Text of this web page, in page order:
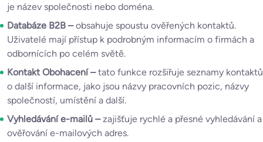
je název společnosti nebo doména.
Databáze B2B –obsahuje spoustu ověřených kontaktů.
Uživatelé mají přístup k podrobným informacím o firmách a
odbornících po celém světě.
Kontakt Obohacení –tato funkce rozšiřuje seznamy kontaktů
o další informace, jako jsou názvy pracovních pozic, názvy
společností, umístění a další.
Vyhledávání e-mailů –zajišťuje rychlé a přesné vyhledávání a
ověřování e-mailových adres.